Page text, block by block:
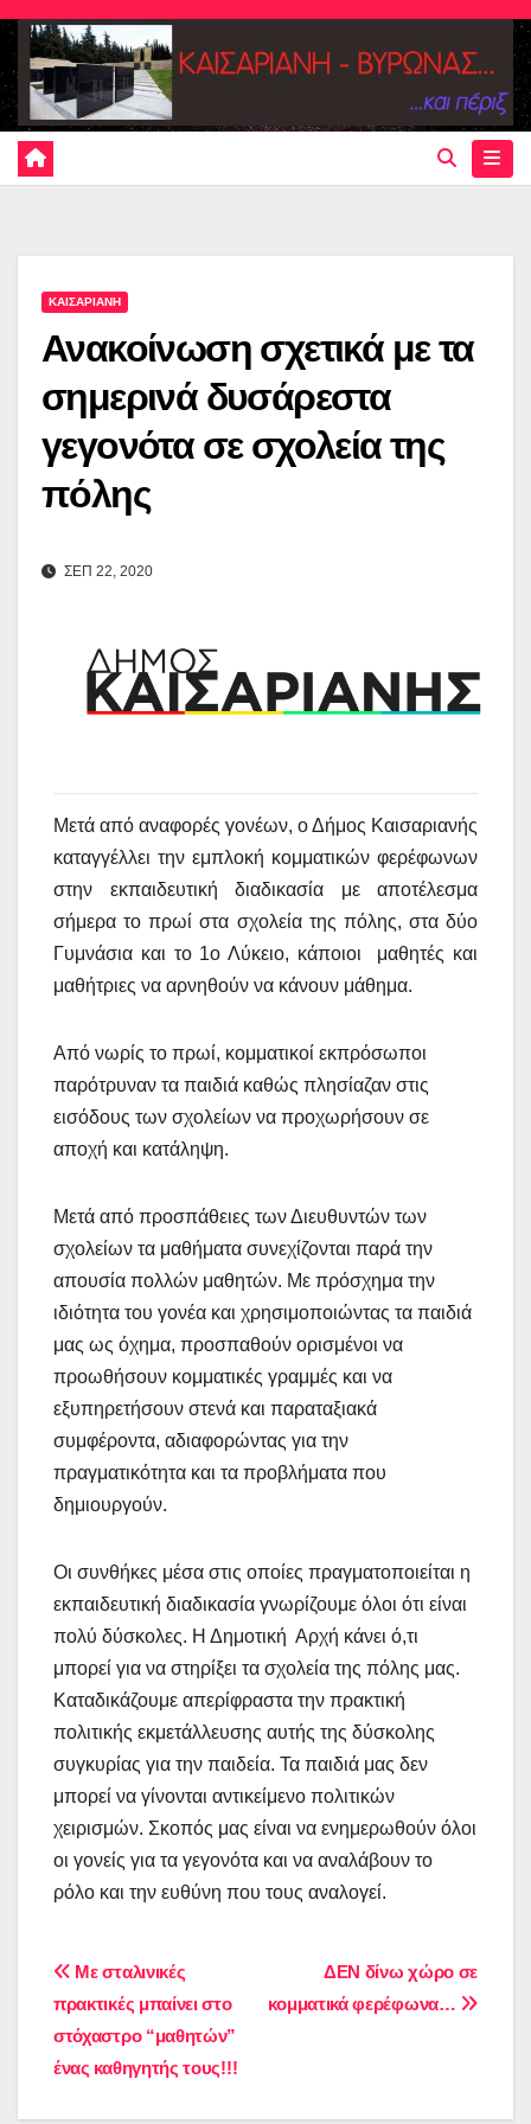
Skip
content
ΚΑΙΣΑΡΙΑΝΗ
Ανακοίνωση σχετικά με τα
σημερινά δυσάρεστα
γεγονότα σε σχολεία της
πόλης
ΣΕΠ 22, 2020
Μετά από αναφορές γονέων, ο Δήμος Καισαριανής
καταγγέλλει την εμπλοκή κομματικών φερέφωνων
στην εκπαιδευτική διαδικασία με αποτέλεσμα
σήμερα το πρωί στα σχολεία της πόλης, στα δύο
Γυμνάσια και το 1ο Λύκειο, κάποιοι μαθητές και
μαθήτριες να αρνηθούν να κάνουν μάθημα.
Από νωρίς το πρωί, κομματικοί εκπρόσωποι
παρότρυναν τα παιδιά καθώς πλησίαζαν στις
εισόδους των σχολείων να προχωρήσουν σε
αποχή και κατάληψη.
Μετά από προσπάθειες των Διευθυντών των
σχολείων τα μαθήματα συνεχίζονται παρά την
απουσία πολλών μαθητών. Με πρόσχημα την
ιδιότητα του γονέα και χρησιμοποιώντας τα παιδιά
μας ως όχημα, προσπαθούν ορισμένοι να
προωθήσουν κομματικές γραμμές και να
εξυπηρετήσουν στενά και παραταξιακά
συμφέροντα, αδιαφορώντας για την
πραγματικότητα και τα προβλήματα που
δημιουργούν.
Οι συνθήκες μέσα στις οποίες πραγματοποιείται η
εκπαιδευτική διαδικασία γνωρίζουμε όλοι ότι είναι
πολύ δύσκολες. Η Δημοτική Αρχή κάνει ό,τι
μπορεί για να στηρίξει τα σχολεία της πόλης μας.
Καταδικάζουμε απερίφραστα την πρακτική
πολιτικής εκμετάλλευσης αυτής της δύσκολης
συγκυρίας για την παιδεία. Τα παιδιά μας δεν
μπορεί να γίνονται αντικείμενο πολιτικών
χειρισμών. Σκοπός μας είναι να ενημερωθούν όλοι
οι γονείς για τα γεγονότα και να αναλάβουν το
ρόλο και την ευθύνη που τους αναλογεί.
Πλοήγηση
άρθρων
ΔΕΝ δίνω χώρο σε
κομματικά φερέφωνα…
Με σταλινικές
πρακτικές μπαίνει στο
στόχαστρο “μαθητών”
ένας καθηγητής τους!!!